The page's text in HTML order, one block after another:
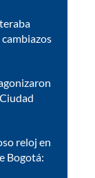
reloj en
Bogotá: